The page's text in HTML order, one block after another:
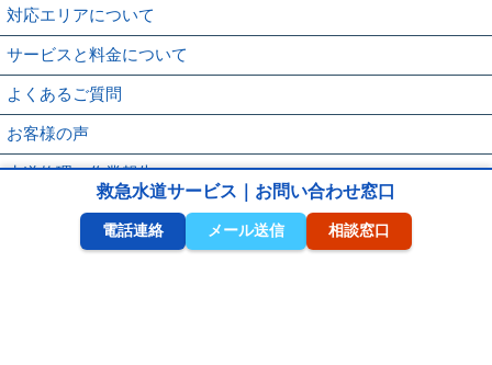
対応エリアについて
サービスと料金について
よくあるご質問
お客様の声
水道修理の作業報告
救水の水道修理ブログ
WEB割引きご利用方法
救急水道サービス｜お問い合わせ窓口
電話連絡 メール送信 相談窓口